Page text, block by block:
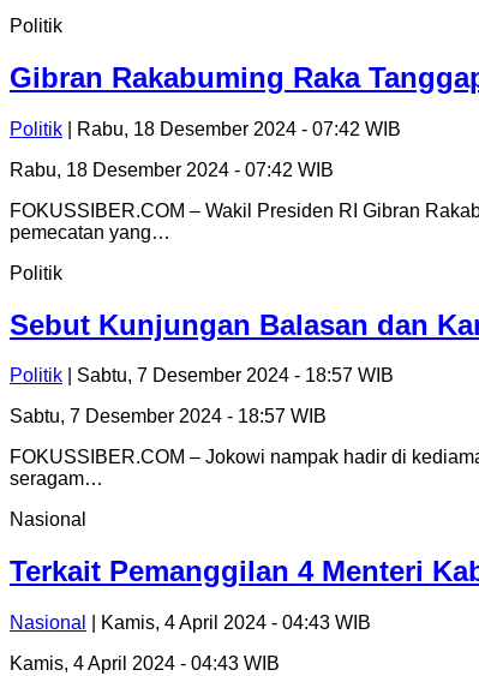
Politik
Gibran Rakabuming Raka
Politik | Rabu, 18 Desember 2024 - 07:42 WIB
Rabu, 18 Desember 2024 - 07:42 WIB
FOKUSSIBER.COM – Wakil Presiden RI Gibran
pemecatan yang…
Politik
Sebut Kunjungan Balasan dan
Politik | Sabtu, 7 Desember 2024 - 18:57 WIB
Sabtu, 7 Desember 2024 - 18:57 WIB
FOKUSSIBER.COM – Jokowi nampak hadir di
seragam…
Nasional
Terkait Pemanggilan 4 Menteri
Nasional
| Kamis, 4 April 2024 - 04:43 WIB
Kamis, 4 April 2024 - 04:43 WIB